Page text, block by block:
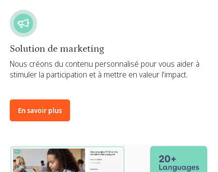
Solution de marketing
Nous créons du contenu personnalisé pour vous aider à
stimuler la participation et à mettre en valeur l'impact.
En savoir plus